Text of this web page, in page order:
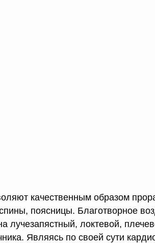
качественным образом
поясницы. Благотворное
лучезапястный, локтевой,
Являясь по своей сути